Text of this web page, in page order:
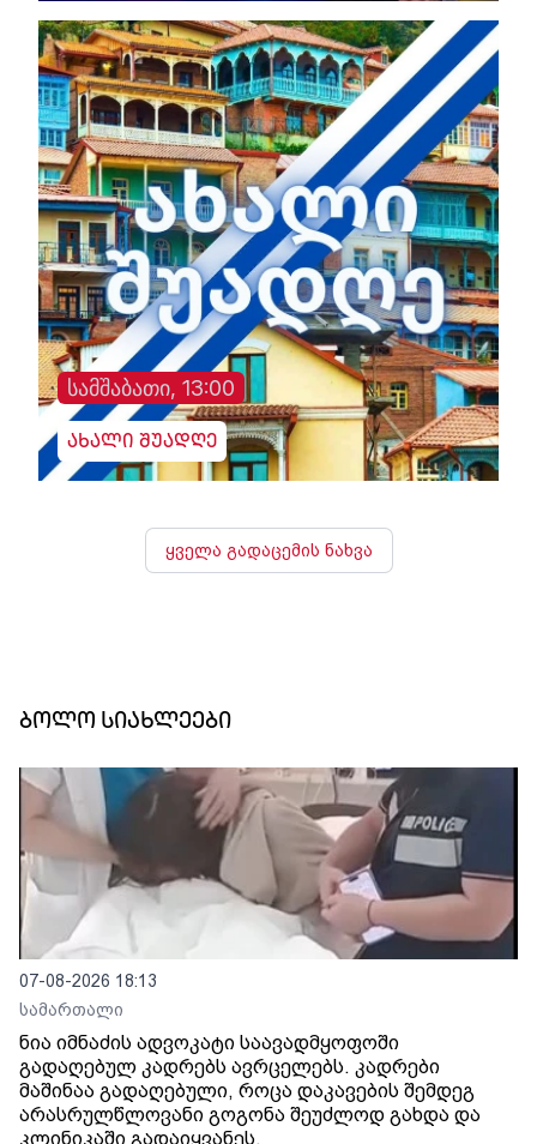
სამშაბათი, 13:00
ახალი შუადღე
ყველა გადაცემის ნახვა
ბოლო სიახლეები
07-08-2026 18:13
სამართალი
ნია იმნაძის ადვოკატი საავადმყოფოში
გადაღებულ კადრებს ავრცელებს. კადრები
მაშინაა გადაღებული, როცა დაკავების შემდეგ
არასრულწლოვანი გოგონა შეუძლოდ გახდა და
კლინიკაში გადაიყვანეს.